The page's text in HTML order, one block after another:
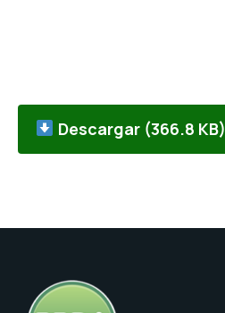
Descargar (366.8 KB)